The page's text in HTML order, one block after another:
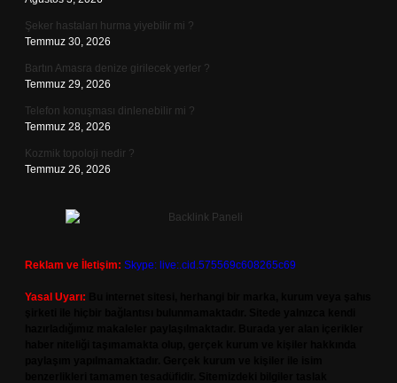
Şeker hastaları hurma yiyebilir mi ?
Temmuz 30, 2026
Bartın Amasra denize girilecek yerler ?
Temmuz 29, 2026
Telefon konuşması dinlenebilir mi ?
Temmuz 28, 2026
Kozmik topoloji nedir ?
Temmuz 26, 2026
Reklam ve İletişim: Skype: live:.cid.575569c608265c69
Yasal Uyarı: